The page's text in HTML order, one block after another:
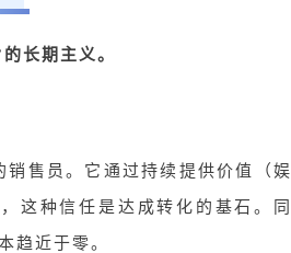
长期主义。
销售员。它通过持续提供价值（娱
这种信任是达成转化的基石。同
趋近于零。